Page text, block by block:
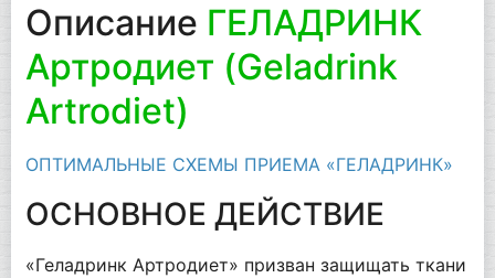
Описание ГЕЛАДРИНК
Артродиет (Geladrink
Artrodiet)
ОПТИМАЛЬНЫЕ СХЕМЫ ПРИЕМА «ГЕЛАДРИНК»
ОСНОВНОЕ ДЕЙСТВИЕ
«Геладринк Артродиет» призван защищать ткани